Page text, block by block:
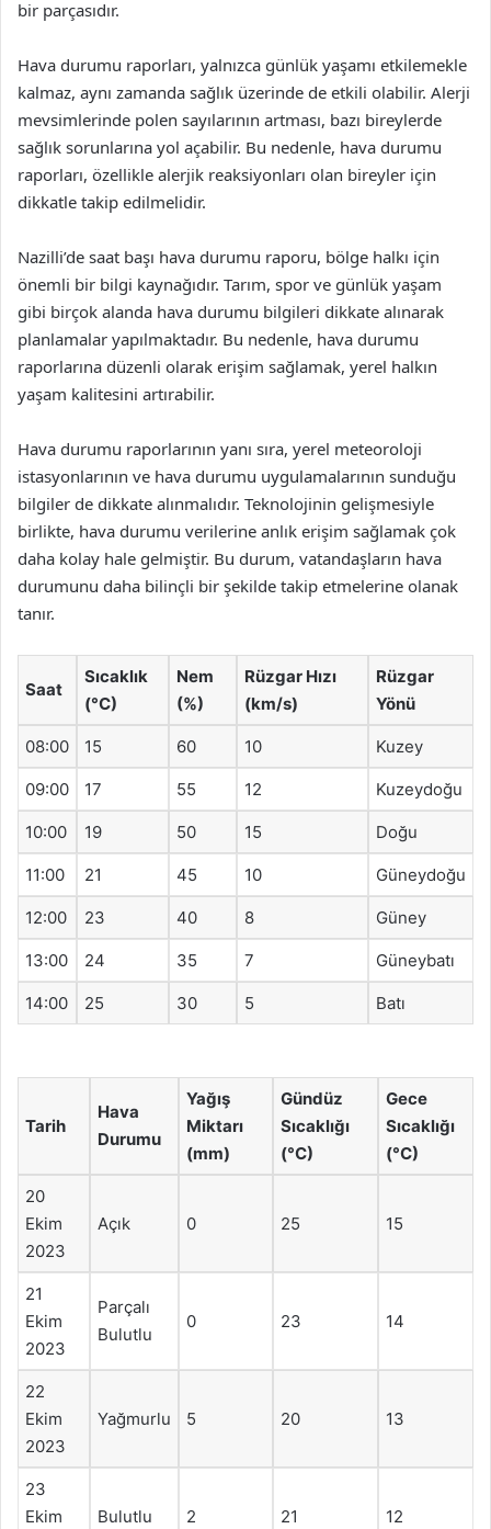
bir parçasıdır.
Hava durumu raporları, yalnızca günlük yaşamı etkilemekle
kalmaz, aynı zamanda sağlık üzerinde de etkili olabilir. Alerji
mevsimlerinde polen sayılarının artması, bazı bireylerde
sağlık sorunlarına yol açabilir. Bu nedenle, hava durumu
raporları, özellikle alerjik reaksiyonları olan bireyler için
dikkatle takip edilmelidir.
Nazilli’de saat başı hava durumu raporu, bölge halkı için
önemli bir bilgi kaynağıdır. Tarım, spor ve günlük yaşam
gibi birçok alanda hava durumu bilgileri dikkate alınarak
planlamalar yapılmaktadır. Bu nedenle, hava durumu
raporlarına düzenli olarak erişim sağlamak, yerel halkın
yaşam kalitesini artırabilir.
Hava durumu raporlarının yanı sıra, yerel meteoroloji
istasyonlarının ve hava durumu uygulamalarının sunduğu
bilgiler de dikkate alınmalıdır. Teknolojinin gelişmesiyle
birlikte, hava durumu verilerine anlık erişim sağlamak çok
daha kolay hale gelmiştir. Bu durum, vatandaşların hava
durumunu daha bilinçli bir şekilde takip etmelerine olanak
tanır.
Saat
Sıcaklık
(°C)
Nem
(%)
Rüzgar Hızı
(km/s)
Rüzgar
Yönü
08:00 15 60 10 Kuzey
09:00 17 55 12 Kuzeydoğu
10:00 19 50 15 Doğu
11:00 21 45 10 Güneydoğu
12:00 23 40 8 Güney
13:00 24 35 7 Güneybatı
14:00 25 30 5 Batı
Tarih
Hava
Durumu
Yağış
Miktarı
(mm)
Gündüz
Sıcaklığı
(°C)
Gece
Sıcaklığı
(°C)
20
Ekim
2023
Açık 0 25 15
21
Ekim
2023
Parçalı
Bulutlu
0 23 14
22
Ekim
2023
Yağmurlu 5 20 13
23
Ekim
Bulutlu 2 21 12